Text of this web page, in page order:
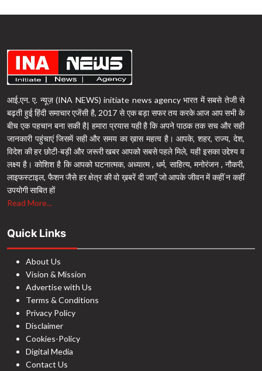
आई.एन. ए. न्यूज़ (INA NEWS) initiate news agency भारत में सबसे तेजी से
बढ़ती हुई हिंदी समाचार एजेंसी है, 2017 से एक बड़ा सफर तय करके आज आप सभी के
बीच एक पहचान बना सकी है| हमारा प्रयास यही है कि अपने पाठक तक सच और सही
जानकारी पहुंचाएं जिसमें सही और समय का ख़ास महत्व है। आपके, शहर, राज्य, देश,
विदेश की हर छोटी-बड़ी और जरूरी खबर आपको सबसे पहले मिले, यही इसका उद्देश्य व
लक्ष्य है। कोशिश है कि आपको घटनात्मक, अध्यात्म , धर्म, साहित्य, मनोरंजन , नौकरी,
लाइफस्टाइल, फैशन जैसे हर क्षेत्र की वो ख़बरें दी जाएँ जो आपके जीवन में कहीं न कहीं
उपयोगी साबित हों
Read More...
Quick Links
About Us
Vision & Mission
Advertise with Us
Terms & Conditions
Privacy Policy
Disclaimer
Cookies-Policy
Digital Media
Contact Us